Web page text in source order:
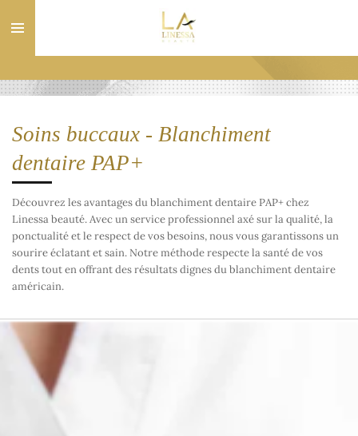
au
Soins buccaux - Blanchiment
dentaire PAP+
Découvrez les avantages du blanchiment dentaire PAP+ chez
Linessa beauté. Avec un service professionnel axé sur la qualité, la
ponctualité et le respect de vos besoins, nous vous garantissons un
sourire éclatant et sain. Notre méthode respecte la santé de vos
dents tout en offrant des résultats dignes du blanchiment dentaire
américain.